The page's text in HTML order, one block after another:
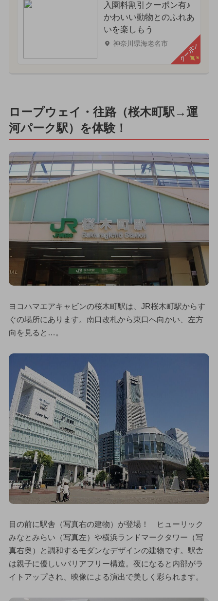
入園料割引クーポン有♪
かわいい動物とのふれあ
いを楽しもう
神奈川県海老名市 クーポン
ロープウェイ・往路（桜木町駅→運
河パーク駅）を体験！
ヨコハマエアキャビンの桜木町駅は、JR桜木町駅からす
ぐの場所にあります。南口改札から東口へ向かい、左方
向を見ると…。
目の前に駅舎（写真右の建物）が登場！ ヒューリック
みなとみらい（写真左）や横浜ランドマークタワー（写
真右奥）と調和するモダンなデザインの建物です。駅舎
は親子に優しいバリアフリー構造。夜になると内部がラ
イトアップされ、映像による演出で美しく彩られます。